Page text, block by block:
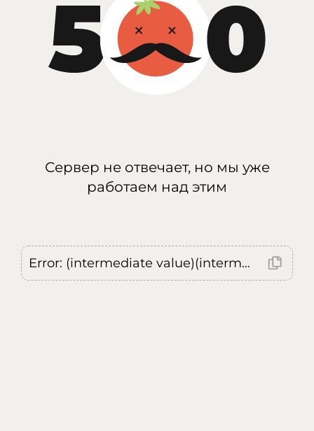
Сервер не отвечает, но мы уже
работаем над этим
Error: (intermediate value)(intermediate value)(intermediate value).replaceAll is not a function